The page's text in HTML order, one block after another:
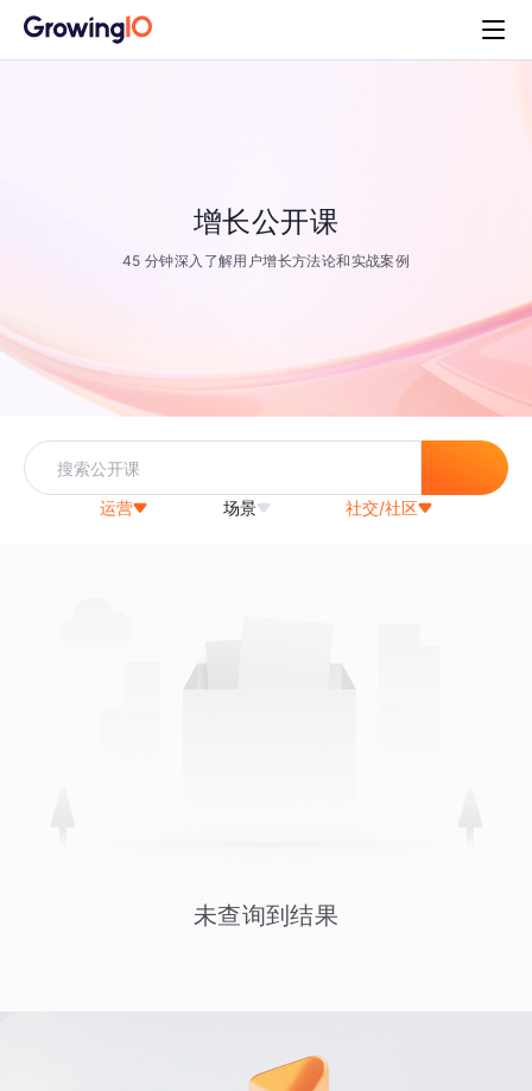
增长公开课
45 分钟深入了解用户增长方法论和实战案例
运营 场景 社交/社区
未查询到结果